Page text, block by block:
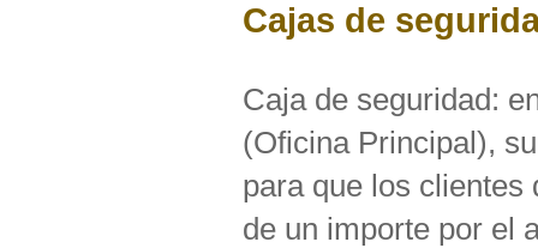
Cajas de
Caja de seguridad:
(Oficina Principal),
para que los clientes
de un importe por el